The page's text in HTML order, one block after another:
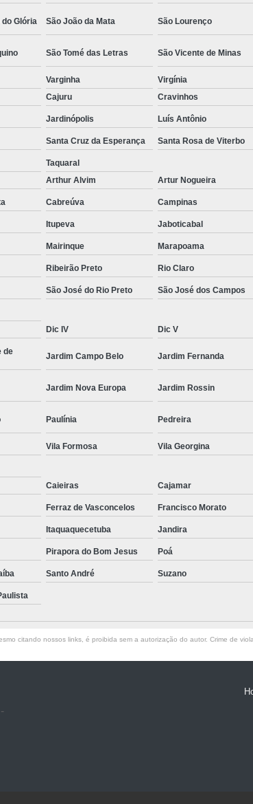
Fábrica de Camisa Social de Homem
Fábrica de Camisa Social para
Loja com Moda Masculina
Loja de Moda
Loja Executivo Moda Masculina
Loja
Loja Moda Masculina Online
Loja Moda
Moda Masculina Loja
Moda Atual
Moda Casual Masculina
Moda
Moda Masculina Camisa
Moda Masculina
Moda Masculina Inverno
Moda
Moda Social Masculina
Roupas
Roupas Masculinas
Roupas Masculinas
Roupas Masculinas Estilosas
Roupas Masculinas Plus Size
Roupas
Glória São João da Mata São Lourenço
São Tomé das Letras São Vicente de Minas
Varginha Virgínia
Cajuru Cravinhos
Jardinópolis Luís Antônio
Santa Cruz da Esperança Santa Rosa de Viterbo
Taquaral
Arthur Alvim Artur Nogueira
Cabreúva Campinas
Itupeva Jaboticabal
Mairinque Marapoama
Ribeirão Preto Rio Claro
São José do Rio Preto São José dos Campos
Dic IV Dic V
de
Jardim Campo Belo Jardim Fernanda
Jardim Nova Europa Jardim Rossin
Paulínia Pedreira
Vila Formosa Vila Georgina
Caieiras Cajamar
Ferraz de Vasconcelos Francisco Morato
Itaquaquecetuba Jandira
Pirapora do Bom Jesus Poá
Santo André Suzano
citando nossos links, é proibida sem a autorização do autor. Crime de